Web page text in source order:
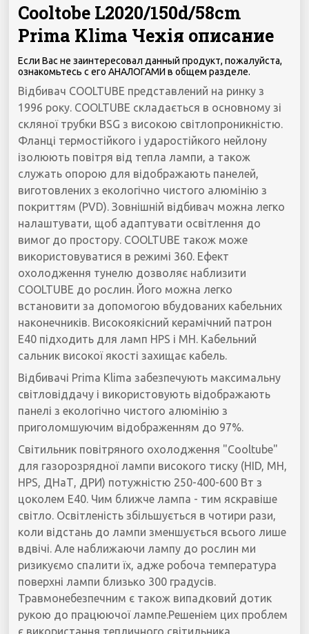
Cooltobe L2020/150d/58cm
Prima Klima Чехія описание
Если Вас не заинтересовал данный продукт, пожалуйста,
ознакомьтесь с его АНАЛОГАМИ в общем разделе.
Відбивач COOLTUBE представлений на ринку з
1996 року. COOLTUBE складається в основному зі
скляної трубки BSG з високою світлопроникністю.
Фланці термостійкого і ударостійкого нейлону
ізолюють повітря від тепла лампи, а також
служать опорою для відображають панелей,
виготовлених з екологічно чистого алюмінію з
покриттям (PVD). Зовнішній відбивач можна легко
налаштувати, щоб адаптувати освітлення до
вимог до простору. COOLTUBE також може
використовуватися в режимі 360. Ефект
охолодження тунелю дозволяє наблизити
COOLTUBE до рослин. Його можна легко
встановити за допомогою вбудованих кабельних
наконечників. Високоякісний керамічний патрон
E40 підходить для ламп HPS і MH. Кабельний
сальник високої якості захищає кабель.
Відбивачі Prima Klima забезпечують максимальну
світловіддачу і використовують відображають
панелі з екологічно чистого алюмінію з
приголомшуючим відображенням до 97%.
Світильник повітряного охолодження "Cooltube"
для газорозрядної лампи високого тиску (HID, MH,
HPS, ДНаТ, ДРИ) потужністю 250-400-600 Вт з
цоколем Е40. Чим ближче лампа - тим яскравіше
світло. Освітленість збільшується в чотири рази,
коли відстань до лампи зменшується всього лише
вдвічі. Але наближаючи лампу до рослин ми
ризикуємо спалити їх, адже робоча температура
поверхні лампи близько 300 градусів.
Травмонебезпечним є також випадковий дотик
рукою до працюючої лампе.Решеніем цих проблем
є використання тепличного світильника